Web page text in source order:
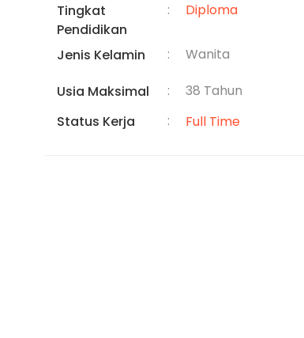
Tingkat
Pendidikan
: Diploma
Jenis Kelamin : Wanita
Usia Maksimal :
38 Tahun
Status Kerja
: Full Time